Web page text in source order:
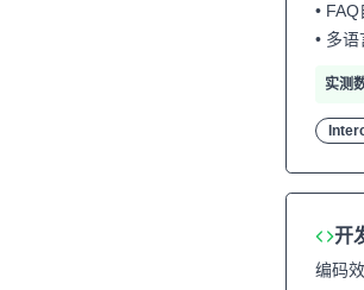
•
• 多
实测
开
编码